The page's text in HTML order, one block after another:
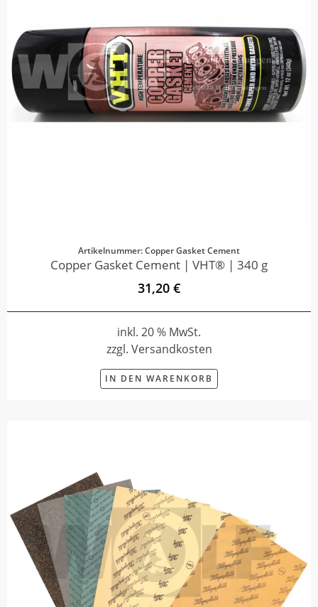
Artikelnummer: Copper Gasket Cement
Copper Gasket Cement | VHT® | 340 g
31,20 €
inkl. 20 % MwSt.
zzgl. Versandkosten
IN DEN WARENKORB